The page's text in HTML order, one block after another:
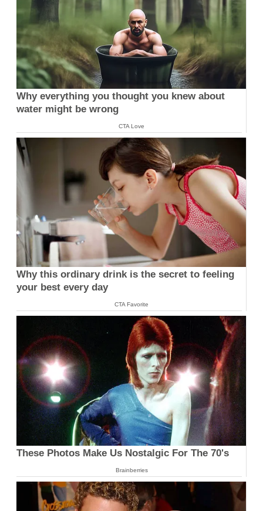
Why everything you thought you knew about
water might be wrong
CTA Love
Why this ordinary drink is the secret to feeling
your best every day
CTA Favorite
These Photos Make Us Nostalgic For The 70's
Brainberries